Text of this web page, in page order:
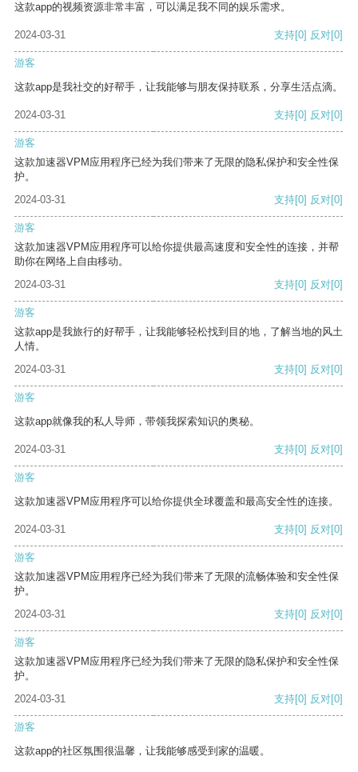
这款app的视频资源非常丰富，可以满足我不同的娱乐需求。
2024-03-31 支持[0] 反对[0]
游客
这款app是我社交的好帮手，让我能够与朋友保持联系，分享生活点滴。
2024-03-31 支持[0] 反对[0]
游客
这款加速器VPM应用程序已经为我们带来了无限的隐私保护和安全性保
护。
2024-03-31
支持[0] 反对[0]
游客
这款加速器VPM应用程序可以给你提供最高速度和安全性的连接，并帮
助你在网络上自由移动。
2024-03-31
支持[0] 反对[0]
游客
这款app是我旅行的好帮手，让我能够轻松找到目的地，了解当地的风土
人情。
2024-03-31
支持[0] 反对[0]
游客
这款app就像我的私人导师，带领我探索知识的奥秘。
2024-03-31 支持[0] 反对[0]
游客
这款加速器VPM应用程序可以给你提供全球覆盖和最高安全性的连接。
2024-03-31 支持[0] 反对[0]
游客
这款加速器VPM应用程序已经为我们带来了无限的流畅体验和安全性保
护。
2024-03-31
支持[0] 反对[0]
游客
这款加速器VPM应用程序已经为我们带来了无限的隐私保护和安全性保
护。
2024-03-31
支持[0] 反对[0]
游客
这款app的社区氛围很温馨，让我能够感受到家的温暖。